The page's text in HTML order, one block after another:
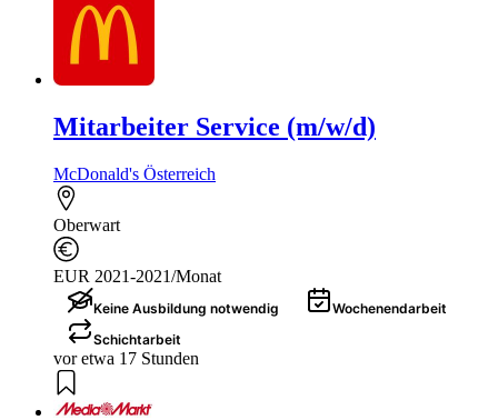
Mitarbeiter Service (m/w/d)
McDonald's Österreich
Oberwart
EUR 2021-2021/Monat
Keine Ausbildung notwendig
Wochenendarbeit
Schichtarbeit
vor etwa 17 Stunden